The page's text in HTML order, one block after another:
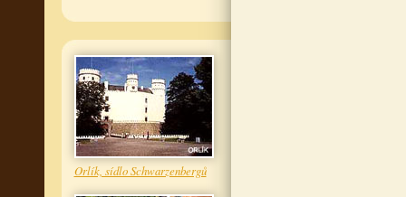
Orlík, sídlo Schwarzenbergů